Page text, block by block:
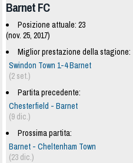
Barnet FC
Posizione attuale: 23
(nov. 25, 2017)
Miglior prestazione della stagione:
Swindon Town 1-4 Barnet
(2 set.)
Partita precedente:
Chesterfield - Barnet
(9 dic.)
Prossima partita:
Barnet - Cheltenham Town
(23 dic.)